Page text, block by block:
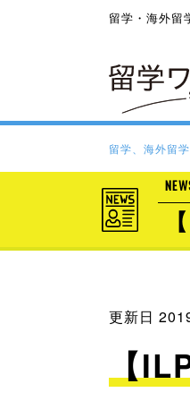
留学・海外留
留学、海外留
更新日
【